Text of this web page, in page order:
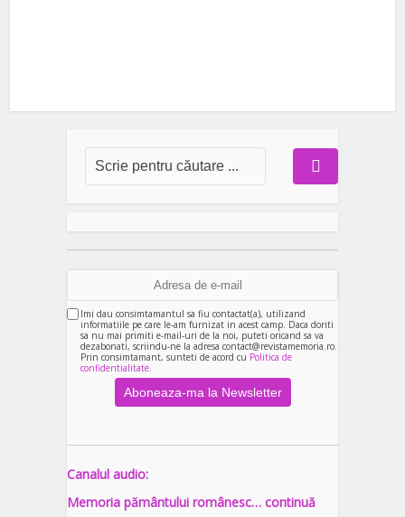
Imi dau consimtamantul sa fiu contactat(a), utilizand
informatiile pe care le-am furnizat in acest camp. Daca doriti
sa nu mai primiti e-mail-uri de la noi, puteti oricand sa va
dezabonati, scriindu-ne la adresa contact@revistamemoria.ro.
Prin consimtamant, sunteti de acord cu Politica de
confidentialitate.
Canalul audio:
Memoria pământului românesc… continuă